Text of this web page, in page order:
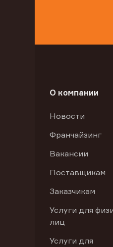
О компании
Новости
Франчайзинг
Вакансии
Поставщикам
Заказчикам
Услуги для
лиц
Услуги для